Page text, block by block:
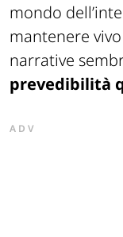
mondo
mantenere
narrative
prevedibilità
ADV